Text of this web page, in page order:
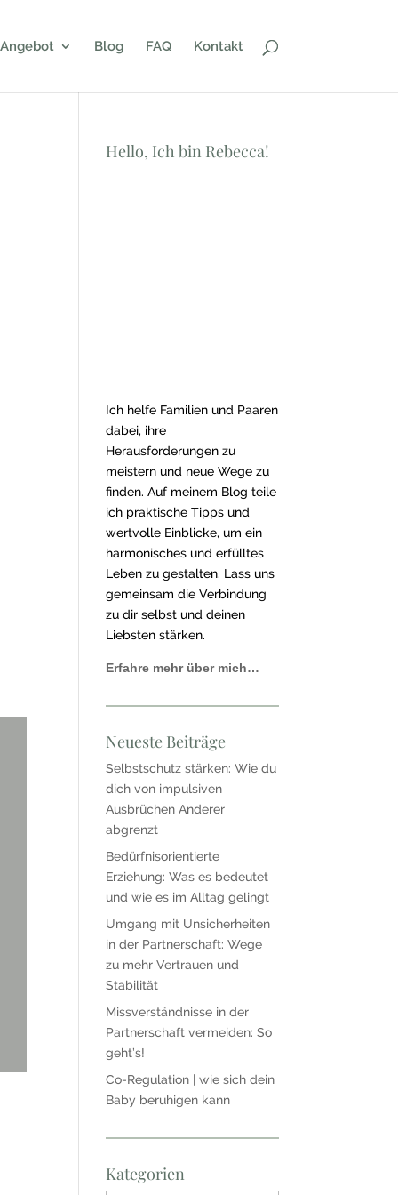
Angebot Blog FAQ Kontakt
Hello, Ich bin Rebecca!
Ich helfe Familien und Paaren
dabei, ihre
Herausforderungen zu
meistern und neue Wege zu
finden. Auf meinem Blog teile
ich praktische Tipps und
wertvolle Einblicke, um ein
harmonisches und erfülltes
Leben zu gestalten. Lass uns
gemeinsam die Verbindung
zu dir selbst und deinen
Liebsten stärken.
Erfahre mehr über mich…
Neueste Beiträge
Selbstschutz stärken: Wie du
dich von impulsiven
Ausbrüchen Anderer
abgrenzt
Bedürfnisorientierte
Erziehung: Was es bedeutet
und wie es im Alltag gelingt
Umgang mit Unsicherheiten
in der Partnerschaft: Wege
zu mehr Vertrauen und
Stabilität
Missverständnisse in der
Partnerschaft vermeiden: So
geht’s!
Co-Regulation | wie sich dein
Baby beruhigen kann
Kategorien